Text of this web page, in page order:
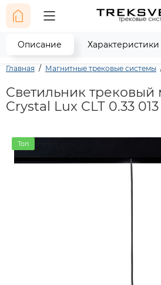
Главная Магнитные трековые системы
Светильник трековый
Crystal Lux CLT 0.33
Топ
Описание Характеристики